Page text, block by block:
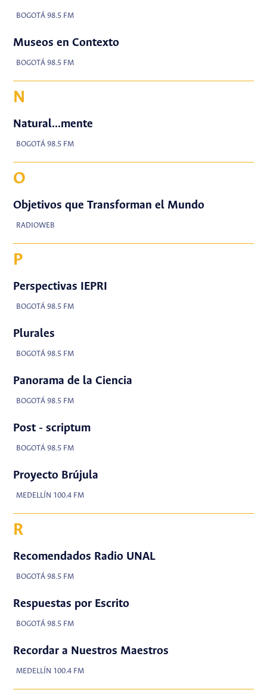
BOGOTÁ 98.5 FM
Museos en Contexto
BOGOTÁ 98.5 FM
N
Natural...mente
BOGOTÁ 98.5 FM
O
Objetivos que Transforman el Mundo
RADIOWEB
P
Perspectivas IEPRI
BOGOTÁ 98.5 FM
Plurales
BOGOTÁ 98.5 FM
Panorama de la Ciencia
BOGOTÁ 98.5 FM
Post - scriptum
BOGOTÁ 98.5 FM
Proyecto Brújula
MEDELLÍN 100.4 FM
R
Recomendados Radio UNAL
BOGOTÁ 98.5 FM
Respuestas por Escrito
BOGOTÁ 98.5 FM
Recordar a Nuestros Maestros
MEDELLÍN 100.4 FM